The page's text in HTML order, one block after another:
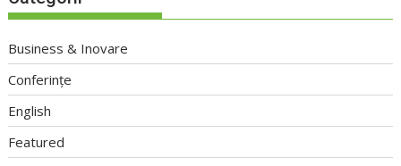
Business & Inovare
Conferințe
English
Featured